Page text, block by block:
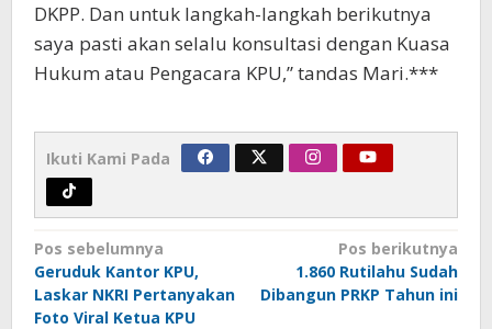
DKPP. Dan untuk langkah-langkah berikutnya
saya pasti akan selalu konsultasi dengan Kuasa
Hukum atau Pengacara KPU,” tandas Mari.***
Ikuti Kami Pada
Navigasi
pos
Pos sebelumnya
Geruduk Kantor KPU,
Laskar NKRI Pertanyakan
Foto Viral Ketua KPU
Pos berikutnya
1.860 Rutilahu Sudah
Dibangun PRKP Tahun ini